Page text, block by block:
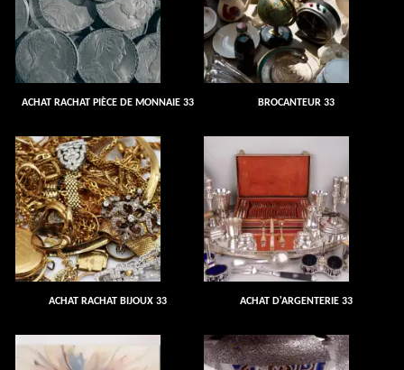
ACHAT RACHAT PIÈCE DE MONNAIE 33 BROCANTEUR 33
ACHAT RACHAT BIJOUX 33 ACHAT D'ARGENTERIE 33